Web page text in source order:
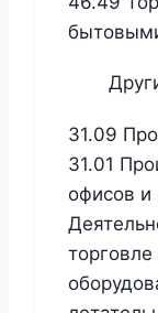
31.09
31.01
офисов и